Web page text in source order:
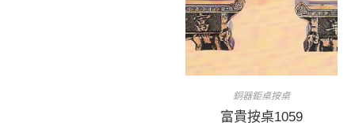
銅器鉅桌按桌
富貴按桌1059